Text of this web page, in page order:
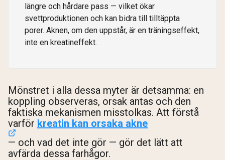
längre och hårdare pass — vilket ökar
svettproduktionen och kan bidra till tilltäppta
porer. Aknen, om den uppstår, är en träningseffekt,
inte en kreatineffekt.
Mönstret i alla dessa myter är detsamma: en
koppling observeras, orsak antas och den
faktiska mekanismen misstolkas. Att förstå
varför kreatin kan orsaka akne
— och vad det inte gör — gör det lätt att
avfärda dessa farhågor.